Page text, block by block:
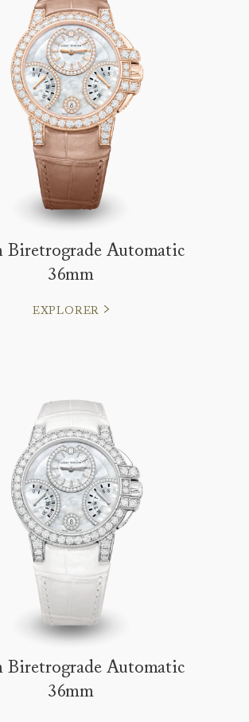
Biretrograde Automatic
36mm
EXPLORER
Biretrograde Automatic
36mm